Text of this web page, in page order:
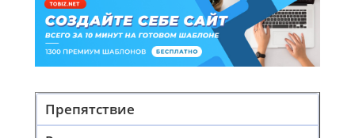
Препятствие